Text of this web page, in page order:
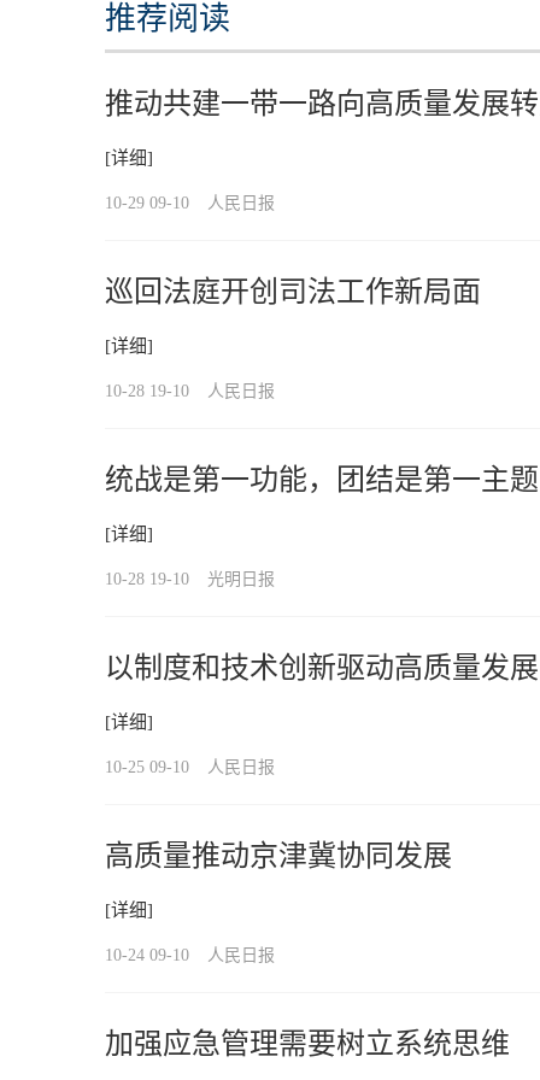
推荐阅读
推动共建一带一路向高质量发展
[详细]
10-29 09-10 人民日报
巡回法庭开创司法工作新局面
[详细]
10-28 19-10 人民日报
统战是第一功能，团结是第一主题
[详细]
10-28 19-10 光明日报
以制度和技术创新驱动高质量发展
[详细]
10-25 09-10 人民日报
高质量推动京津冀协同发展
[详细]
10-24 09-10 人民日报
加强应急管理需要树立系统思维